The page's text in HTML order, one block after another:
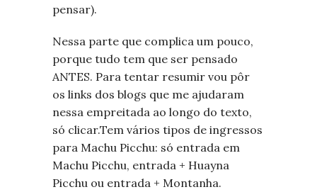
pensar).
Nessa parte que complica um pouco,
porque tudo tem que ser pensado
ANTES. Para tentar resumir vou pôr
os links dos blogs que me ajudaram
nessa empreitada ao longo do texto,
só clicar.Tem vários tipos de ingressos
para Machu Picchu: só entrada em
Machu Picchu, entrada + Huayna
Picchu ou entrada + Montanha.